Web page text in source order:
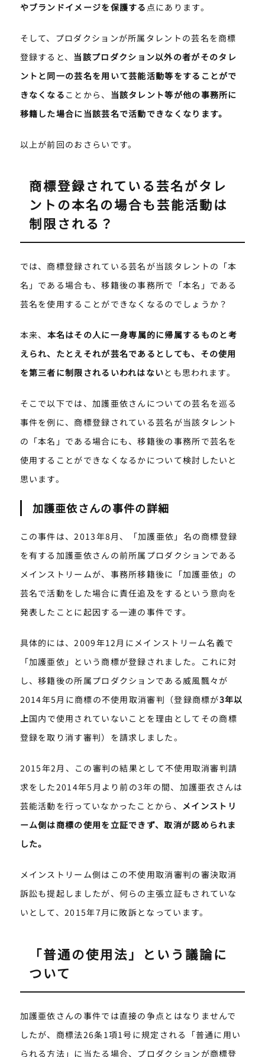
やブランドイメージを保護する 点にあります。
そして、プロダクションが所属タレントの芸名を商標
登録すると、 当該プロダクション以外の者がそのタレ
ントと同一の芸名を用いて芸能活動等をすることがで
きなくなる ことから、 当該タレント等が他の事務所に
移籍した場合に当該芸名で活動できなくなります。
以上が前回のおさらいです。
商標登録されている芸名がタレ
ントの本名の場合も芸能活動は
制限される？
では、商標登録されている芸名が当該タレントの「本
名」である場合も、移籍後の事務所で「本名」である
芸名を使用することができなくなるのでしょうか？
本来、 本名はその人に一身専属的に帰属するものと考
えられ、たとえそれが芸名であるとしても、その使用
を第三者に制限されるいわれはないとも思われます。
そこで以下では、加護亜依さんについての芸名を巡る
事件を例に、商標登録されている芸名が当該タレント
の「本名」である場合にも、移籍後の事務所で芸名を
使用することができなくなるかについて検討したいと
思います。
加護亜依さんの事件の詳細
この事件は、2013年8月、「加護亜依」名の商標登録
を有する加護亜依さんの前所属プロダクションである
メインストリームが、事務所移籍後に「加護亜依」の
芸名で活動をした場合に責任追及をするという意向を
発表したことに起因する一連の事件です。
具体的には、2009年12月にメインストリーム名義で
「加護亜依」という商標が登録されました。これに対
し、移籍後の所属プロダクションである威風飄々が
2014年5月に商標の不使用取消審判（登録商標が3年以
上国内で使用されていないことを理由としてその商標
登録を取り消す審判）を請求しました。
2015年2月、この審判の結果として不使用取消審判請
求をした2014年5月より前の3年の間、加護亜衣さんは
芸能活動を行っていなかったことから、 メインストリ
ーム側は商標の使用を立証できず、取消が認められま
した。
メインストリーム側はこの不使用取消審判の審決取消
訴訟も提起しましたが、何らの主張立証もされていな
いとして、2015年7月に敗訴となっています。
「普通の使用法」という議論に
ついて
加護亜依さんの事件では直接の争点とはなりませんで
したが、商標法26条1項1号に規定される「普通に用い
られる方法」に当たる場合、プロダクションが商標登